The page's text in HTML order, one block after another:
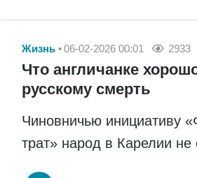
Жизнь 06-02-2026 00:01 2933
Что англичанке
русскому смерть
Чиновничью инициативу
трат» народ в Карелии не